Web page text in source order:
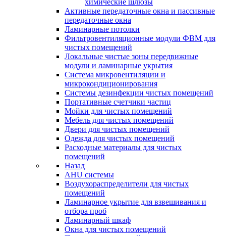
Активные передаточные окна и пассивные
передаточные окна
Ламинарные потолки
Фильтровентиляционные модули ФВМ для
чистых помещений
Локальные чистые зоны передвижные
модули и ламинарные укрытия
Система микровентиляции и
микрокондиционирования
Системы дезинфекции чистых помещений
Портативные счетчики частиц
Мойки для чистых помещений
Мебель для чистых помещений
Двери для чистых помещений
Одежда для чистых помещений
Расходные материалы для чистых
помещений
Назад
AHU системы
Воздухораспределители для чистых
помещений
Ламинарное укрытие для взвешивания и
отбора проб
Ламинарный шкаф
Окна для чистых помещений